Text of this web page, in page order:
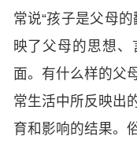
常说“孩子是父母
映了父母的思想
面。有什么样的父
常生活中所反映出
育和影响的结果。